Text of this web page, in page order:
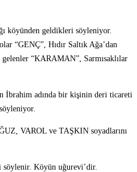
köyünden geldikleri söyleniyor.
“GENÇ”, Hıdır Saltık Ağa’dan
“KARAMAN”, Sarmısaklılar
İbrahim adında bir kişinin deri ticareti
VAROL ve TAŞKIN soyadlarını
söylenir. Köyün uğurevi’dir.